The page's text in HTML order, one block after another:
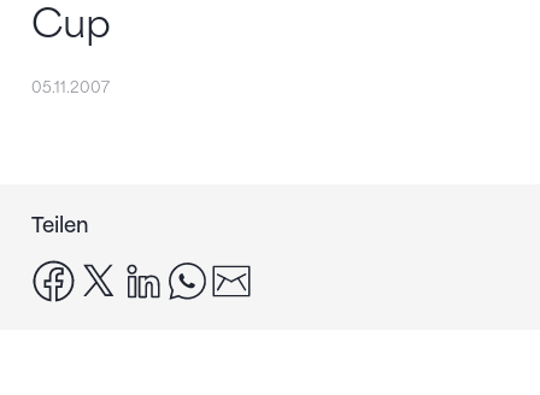
Cup
05.11.2007
Teilen
facebook
x linkedinwhatsapp